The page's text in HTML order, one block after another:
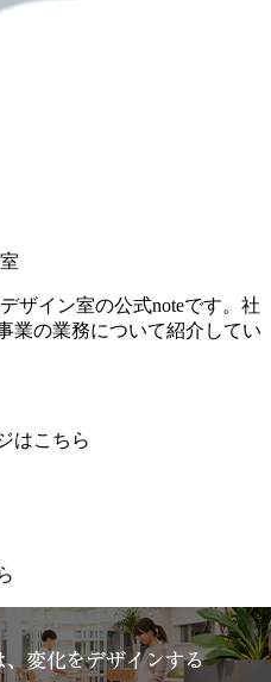
ザイン室の公式noteです。社
業の業務について紹介してい
はこちら